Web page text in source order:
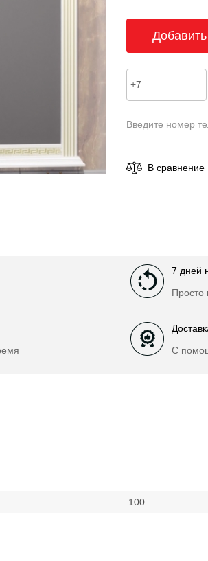
Введите номер
В сравнение
7 дней
Просто
С
100